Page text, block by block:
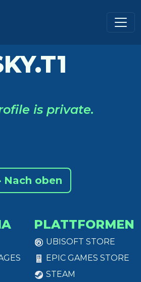
is private.
Nach oben
PLATTFORMEN
UBISOFT STORE
EPIC GAMES STORE
STEAM